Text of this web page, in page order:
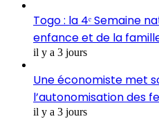
Togo : la 4ᵉ Semaine
enfance et de la
il y a 3 jours
Une économiste met
l’autonomisation des
il y a 3 jours